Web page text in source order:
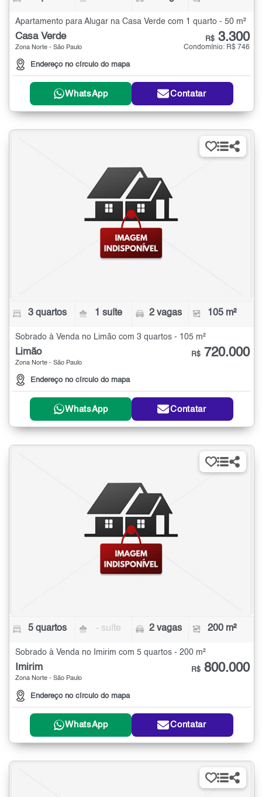
Apartamento para Alugar na Casa Verde com 1 quarto - 50 m²
Casa Verde
Zona Norte - São Paulo
Endereço no círculo do mapa
R$ 3.300
Condomínio: R$ 746
WhatsApp Contatar
3 quartos 1 suíte 2 vagas 105 m²
Sobrado à Venda no Limão com 3 quartos - 105 m²
Limão
Zona Norte - São Paulo
Endereço no círculo do mapa
R$ 720.000
WhatsApp Contatar
5 quartos - suíte 2 vagas 200 m²
Sobrado à Venda no Imirim com 5 quartos - 200 m²
Imirim
Zona Norte - São Paulo
Endereço no círculo do mapa
R$ 800.000
WhatsApp Contatar